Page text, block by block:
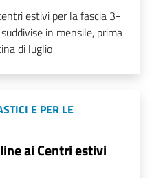
estivi per la fascia 3-
in mensile, prima
di luglio
E PER LE
ai Centri estivi